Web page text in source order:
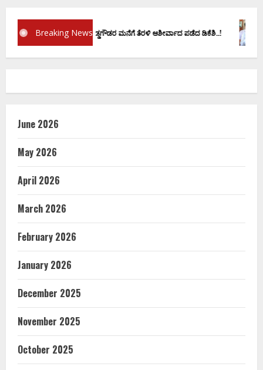
Breaking News
ವಚನಕ್ಕೂ ಮುನ್ನ ದೊಡ್ಡಗೌಡರ ಮನೆಗೆ ತೆರಳಿ ಆಶೀರ್ವಾದ ಪಡೆದ ಡಿಕೆಶಿ..!
June 2026
May 2026
April 2026
March 2026
February 2026
January 2026
December 2025
November 2025
October 2025